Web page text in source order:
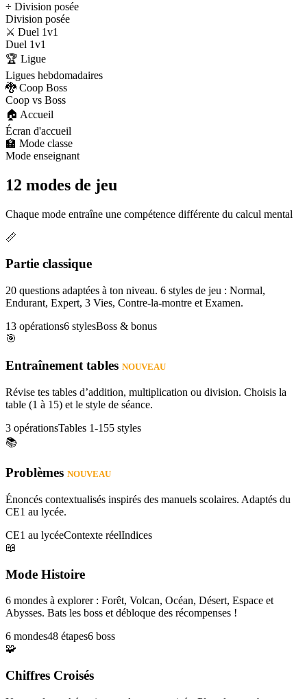
÷ Division posée
Division posée
⚔️ Duel 1v1
Duel 1v1
🏆 Ligue
Ligues hebdomadaires
🐉 Coop Boss
Coop vs Boss
🏠 Accueil
Écran d'accueil
🏫 Mode classe
Mode enseignant
12 modes de jeu
Chaque mode entraîne une compétence différente du calcul mental
📏
Partie classique
20 questions adaptées à ton niveau. 6 styles de jeu : Normal,
Endurant, Expert, 3 Vies, Contre-la-montre et Examen.
13 opérations6 stylesBoss & bonus
🎯
Entraînement tables NOUVEAU
Révise tes tables d’addition, multiplication ou division. Choisis la
table (1 à 15) et le style de séance.
3 opérationsTables 1-155 styles
📚
Problèmes NOUVEAU
Énoncés contextualisés inspirés des manuels scolaires. Adaptés du
CE1 au lycée.
CE1 au lycéeContexte réelIndices
📖
Mode Histoire
6 mondes à explorer : Forêt, Volcan, Océan, Désert, Espace et
Abysses. Bats les boss et débloque des récompenses !
6 mondes48 étapes6 boss
🧩
Chiffres Croisés